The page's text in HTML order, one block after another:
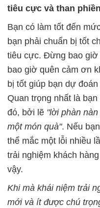
tiêu cực và than phiền
Bạn có làm tốt đến
bạn phải chuẩn bị tốt
tiêu cực. Đừng bao giờ
bao giờ quên cảm ơn
bị tốt giúp bạn dự
Quan trọng nhất là
đó, bởi lẽ "lời phàn
một món quà". Nếu
thể mắc một lỗi nhiều
trải nghiệm khách
vậy.
Khi mà khái niệm trải
mới và ít được chú